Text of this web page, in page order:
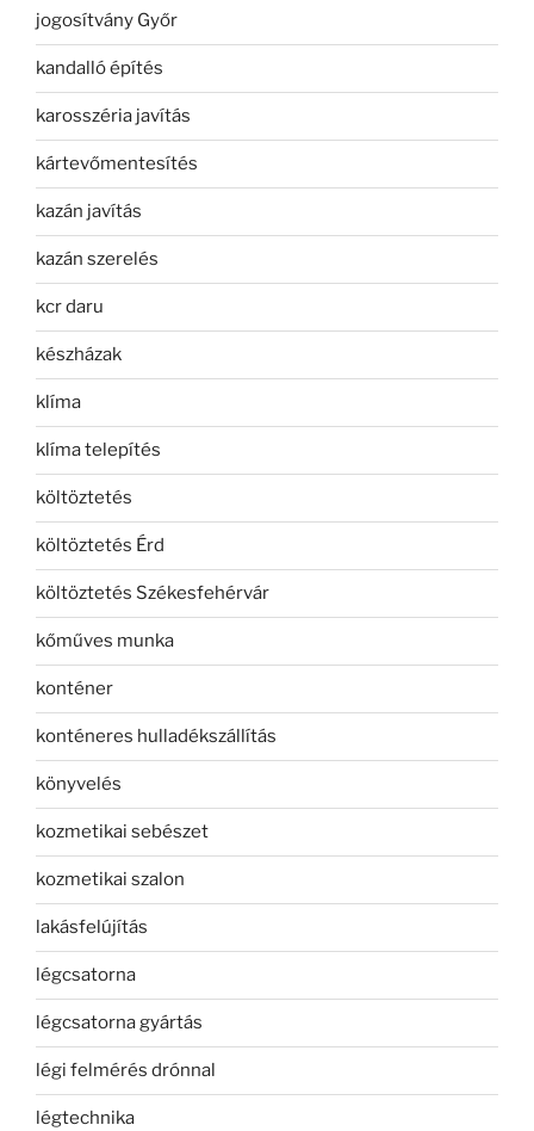
jogosítvány Győr
kandalló építés
karosszéria javítás
kártevőmentesítés
kazán javítás
kazán szerelés
kcr daru
készházak
klíma
klíma telepítés
költöztetés
költöztetés Érd
költöztetés Székesfehérvár
kőműves munka
konténer
konténeres hulladékszállítás
könyvelés
kozmetikai sebészet
kozmetikai szalon
lakásfelújítás
légcsatorna
légcsatorna gyártás
légi felmérés drónnal
légtechnika